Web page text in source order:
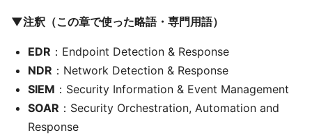
▼注釈（この章で使った略語・専門用語）
EDR ：Endpoint Detection & Response
NDR ：Network Detection & Response
SIEM ：Security Information & Event Management
SOAR ：Security Orchestration, Automation and
Response